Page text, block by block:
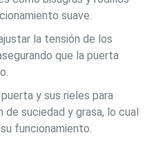
suave.
la tensión de los
que la puerta
y sus rieles para
de suciedad y grasa, lo cual
funcionamiento.